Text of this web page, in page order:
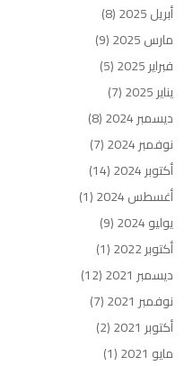
أبريل 2025
(8)
مارس 2025
(9)
فبراير 2025
(5)
يناير 2025
(7)
ديسمبر 2024
(8)
نوفمبر 2024
(7)
أكتوبر 2024
(14)
أغسطس 2024
(1)
يوليو 2024
(9)
أكتوبر 2022
(1)
ديسمبر 2021
(12)
نوفمبر 2021
(7)
أكتوبر 2021
(2)
مايو 2021
(1)